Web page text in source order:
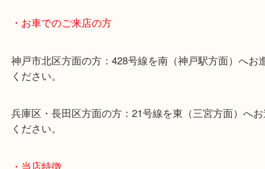
山陽線「神戸駅」
神戸高速鉄道「高速神戸駅」